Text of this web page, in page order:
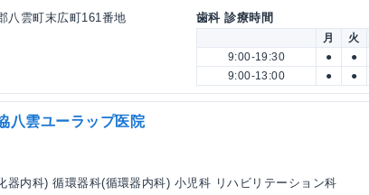
八雲町末広町161番地
歯科 診療時間
月 火
9:00-19:30
● ●
9:00-13:00
● ●
八雲ユーラップ医院
器内科) 循環器科(循環器内科) 小児科 リハビリテーション科